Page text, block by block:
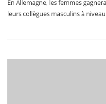
En Allemagne, les femmes
leurs collègues masculins à